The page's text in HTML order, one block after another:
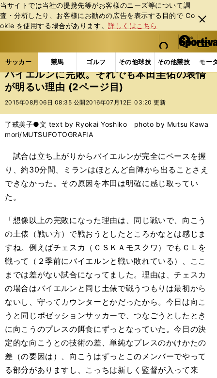
当サイトでは当社の提携先等がお客様のニーズ等について調
査・分析したり、お客様にお勧めの広告を表⽰する⽬的で Co
okie を使⽤する場合があります。詳しくはこちら
閉じ
る
web Sportiva (webスポルティーバ)
検索
マイペ
ー
ジ
メニュ
サッカー 競馬 ゴルフ その他球技 その他競技 モー
ス
ポ
ル
バ
サッカーの記事一覧 海外サッカー 海外サッカー
バイエルンに完敗。それでも本田圭佑の表情
が明るい理由 (2ページ目)
2015年08月06日 08:35 公開 2016年07月12日 03:20 更新
了戒美子●文 text by Ryokai Yoshiko photo by Mutsu Kawa
mori/MUTSUFOTOGRAFIA
試合は立ち上がりからバイエルンが完全にペースを握
り、約30分間、ミランはほとんど自陣から出ることさえ
できなかった。その原因を本田は明確に感じ取ってい
た。
「想像以上の完敗になった理由は、同じ戦いで、向こう
の土俵（戦い方）で戦おうとしたところかなとは感じま
すね。例えばチェスカ（ＣＳＫＡモスクワ）でもＣＬを
戦って（２季前にバイエルンと戦い敗れている）、ここ
までは差がない試合になってました。理由は、チェスカ
の場合はバイエルンと同じ土俵で戦うつもりは最初から
ないし、守ってカウンターとかだったから。今日は向こ
うと同じポゼッションサッカーで、つなごうとしたとき
に向こうのプレスの餌食にずっとなっていた。今日の決
定的な向こうとの技術の差、単純なプレスのかけかたの
差（の要因は）、向こうはずっとこのメンバーでやって
る部分がありますし、こっちは新しく監督が入って来